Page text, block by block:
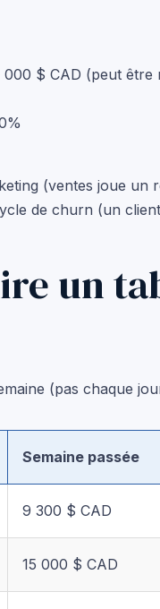
$ CAD (peut être
(ventes joue un
de churn (un
un
(pas chaque
Semaine passée
9 300 $ CAD
15 000 $ CAD